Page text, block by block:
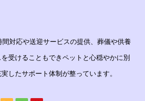
対応や送迎サービスの提供、葬儀や供養
受けることもできペットと心穏やかに別
したサポート体制が整っています。